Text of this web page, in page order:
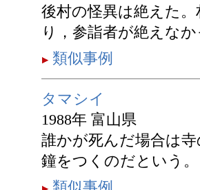
後村の怪異は絶えた
り，参詣者が絶えな
類似事例
タマシイ
1988年 富山県
誰かが死んだ場合は
鐘をつくのだという。